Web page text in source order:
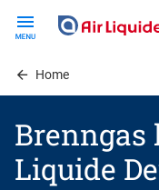
contentHome
Liquide